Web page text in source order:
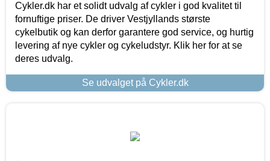
Cykler.dk har et solidt udvalg af cykler i god kvalitet til
fornuftige priser. De driver Vestjyllands største
cykelbutik og kan derfor garantere god service, og hurtig
levering af nye cykler og cykeludstyr. Klik her for at se
deres udvalg.
Se udvalget på Cykler.dk